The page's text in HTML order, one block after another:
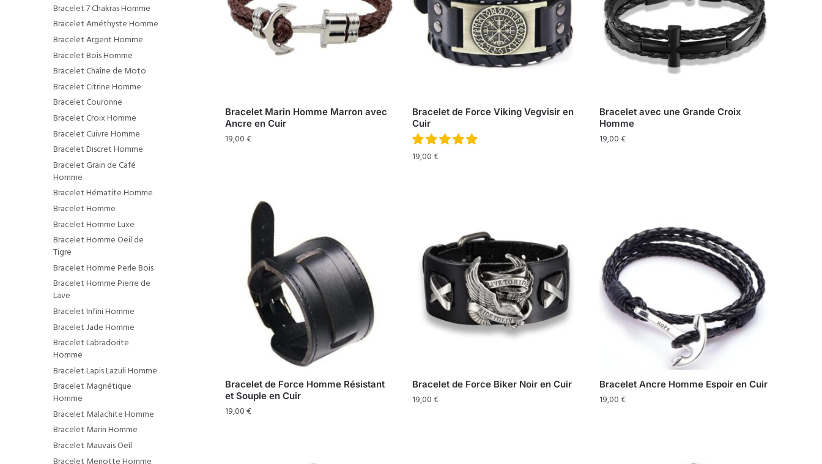
Bracelet Marin Homme Marron avec
Ancre en Cuir
19,00€
Bracelet de Force Viking Vegvisir en
Cuir
19,00€
Bracelet avec une Grande Croix
Homme
19,00€
Bracelet de Force Homme Résistant
et Souple en Cuir
19,00€
Bracelet de Force Biker Noir en Cuir
19,00€
Bracelet Ancre Homme Espoir en Cuir
19,00€
Bracelet 7 Chakras Homme
Bracelet Améthyste Homme
Bracelet Argent Homme
Bracelet Bois Homme
Bracelet Chaîne de Moto
Bracelet Citrine Homme
Bracelet Couronne
Bracelet Croix Homme
Bracelet Cuivre Homme
Bracelet Discret Homme
Bracelet Grain de Café
Homme
Bracelet Hématite Homme
Bracelet Homme
Bracelet Homme Luxe
Bracelet Homme Oeil de
Tigre
Bracelet Homme Perle Bois
Bracelet Homme Pierre de
Lave
Bracelet Infini Homme
Bracelet Jade Homme
Bracelet Labradorite
Homme
Bracelet Lapis Lazuli Homme
Bracelet Magnétique
Homme
Bracelet Malachite Homme
Bracelet Marin Homme
Bracelet Mauvais Oeil